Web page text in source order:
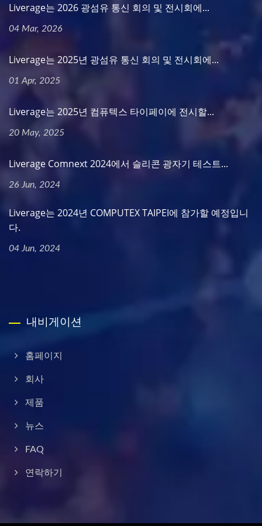
Liverage는 2026 광섬유 통신 회의 및 전시회에...
04 Mar, 2026
Liverage는 2025년 광섬유 통신 회의 및 전시회에...
01 Apr, 2025
Liverage는 2025년 컴퓨텍스 타이페이에 전시할...
20 May, 2025
Liverage Comnext 2024에서 슬리콘 광자기 테스트...
26 Jun, 2024
Liverage는 2024년 COMPUTEX TAIPEI에 참가할 예정입니
다.
04 Jun, 2024
내비게이션
홈페이지
회사
제품
뉴스
FAQ
연락하기